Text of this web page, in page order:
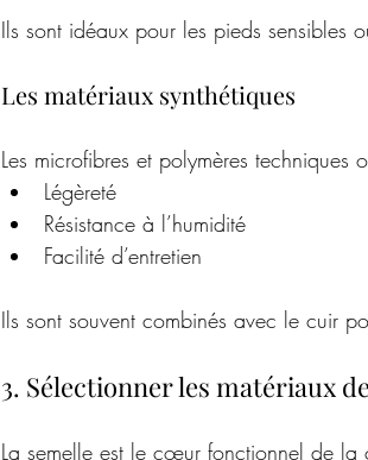
Ils sont idéaux pour les pieds sensibles
Les matériaux synthétiques
Les microfibres et polymères techniques
Légèreté
Résistance à l’humidité
Facilité d’entretien
Ils sont souvent combinés avec le cuir
3. Sélectionner les matériaux
La semelle est le cœur fonctionnel de la